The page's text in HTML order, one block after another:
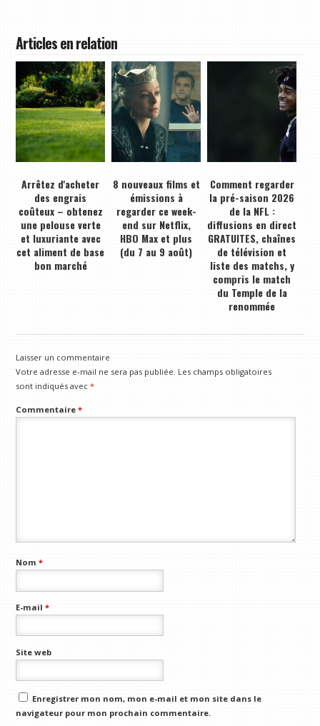
Articles en relation
Arrêtez d'acheter
des engrais
coûteux – obtenez
une pelouse verte
et luxuriante avec
cet aliment de base
bon marché
8 nouveaux films et
émissions à
regarder ce week-
end sur Netflix,
HBO Max et plus
(du 7 au 9 août)
Comment regarder
la pré-saison 2026
de la NFL :
diffusions en direct
GRATUITES, chaînes
de télévision et
liste des matchs, y
compris le match
du Temple de la
renommée
Laisser un commentaire
Votre adresse e-mail ne sera pas publiée. Les champs obligatoires
sont indiqués avec*
Commentaire*
Nom*
E-mail*
Site web
Enregistrer mon nom, mon e-mail et mon site dans le
navigateur pour mon prochain commentaire.